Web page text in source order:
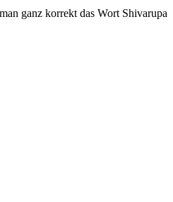
ganz korrekt das Wort Shivarupa